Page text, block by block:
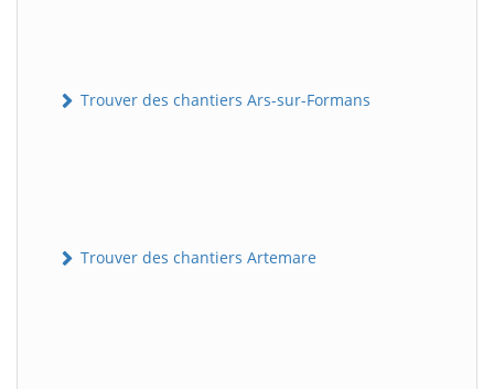
Trouver des chantiers Ars-sur-Formans
Trouver des chantiers Artemare